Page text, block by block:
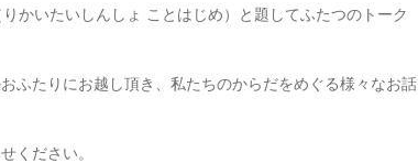
かいたいしんしょ ことはじめ）と題してふたつのトーク
ふたりにお越し頂き、私たちのからだをめぐる様々なお話
ください。